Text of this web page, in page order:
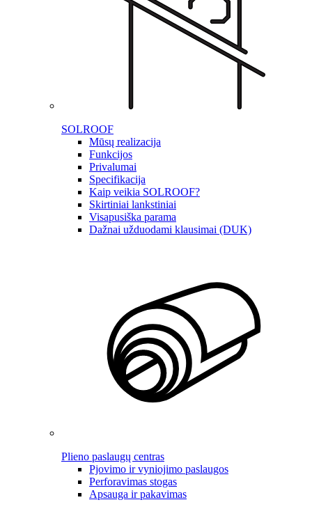
SOLROOF
Mūsų realizacija
Funkcijos
Privalumai
Specifikacija
Kaip veikia SOLROOF?
Skirtiniai lankstiniai
Visapusiška parama
Dažnai užduodami klausimai (DUK)
Plieno paslaugų centras
Pjovimo ir vyniojimo paslaugos
Perforavimas stogas
Apsauga ir pakavimas